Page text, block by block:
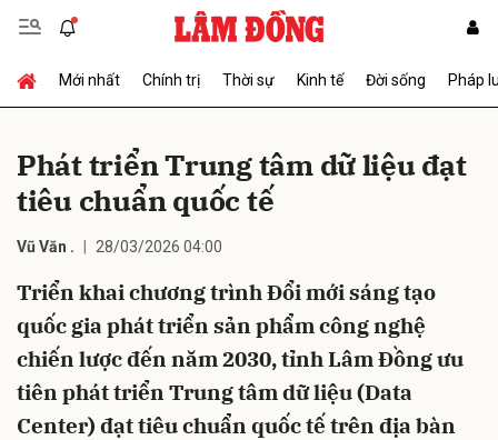
Mới nhất Chính trị Thời sự Kinh tế Đời sống Pháp
Phát triển Trung tâm dữ liệu đạt
tiêu chuẩn quốc tế
Vũ Văn . 28/03/2026 04:00
Triển khai chương trình Đổi mới sáng tạo
quốc gia phát triển sản phẩm công nghệ
chiến lược đến năm 2030, tỉnh Lâm Đồng ưu
tiên phát triển Trung tâm dữ liệu (Data
Center) đạt tiêu chuẩn quốc tế trên địa bàn
Gửi bình luận
Hủy